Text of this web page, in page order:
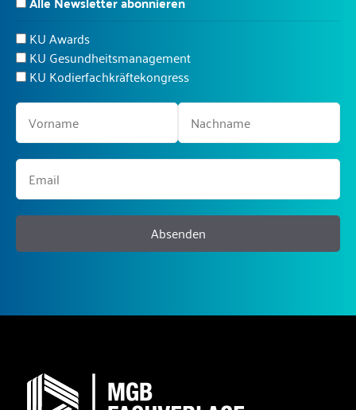
KU Awards
KU Gesundheitsmanagement
KU Kodierfachkräftekongress
Absenden